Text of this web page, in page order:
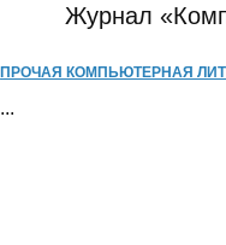
Журнал
ПРОЧАЯ КОМПЬЮТЕРНАЯ
...